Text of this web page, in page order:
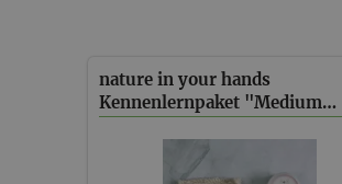
nature in your hands
Kennenlernpaket "Medium" (inkl. Versand